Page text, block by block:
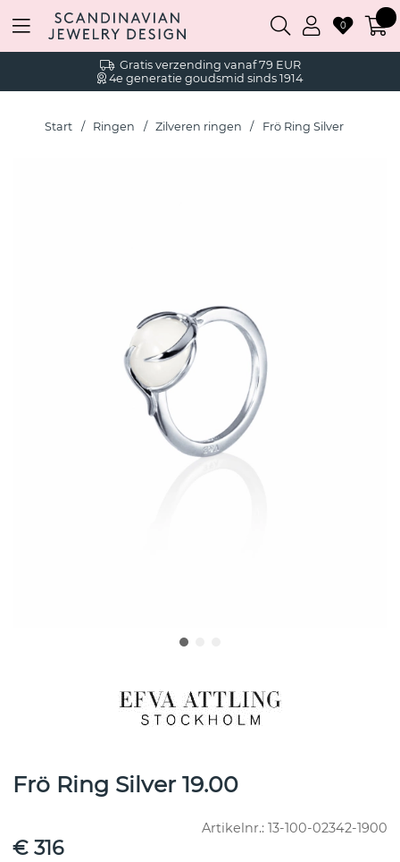
Gratis verzending vanaf 79 EUR
4e generatie goudsmid sinds 1914
0
Start Ringen Zilveren ringen Frö Ring Silver
Frö Ring Silver 19.00
Artikelnr.: 13-100-02342-1900
€ 316